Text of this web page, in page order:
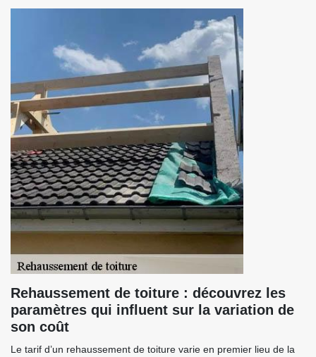
Rehaussement de toiture : découvrez les
paramètres qui influent sur la variation de
son coût
Le tarif d’un rehaussement de toiture varie en premier lieu de la